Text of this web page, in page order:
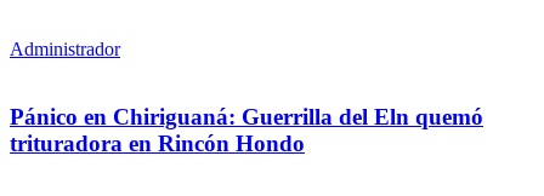
Administrador
Pánico en Chiriguaná: Guerrilla del Eln quemó
trituradora en Rincón Hondo